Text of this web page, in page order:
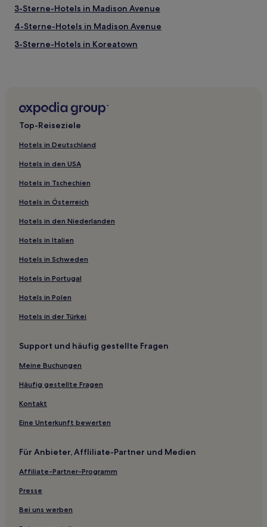
3-Sterne-Hotels in Madison Avenue
4-Sterne-Hotels in Madison Avenue
3-Sterne-Hotels in Koreatown
4-Sterne-Hotels in NoMad
3-Sterne-Hotels in Hell's Kitchen
Familien in NoMad
Hotels mit Shoppingmöglichkeit in NoMad
Günstige in NoMad
Business in Außenbezirke
Lgbtqia-Freundliche in Außenbezirke
Günstige in Außenbezirke
Hotels mit WLAN in Außenbezirke
Hotels mit Parkplatz in Außenbezirke
Hotels mit inbegriffenem Frühstück in Bronx
Familien in Bronx
Luxus nahe Madison Avenue
Günstige in Nyack
Günstige in Roosevelt Island
Boutique- in Roosevelt Island
Luxus in Roosevelt Island
Hotels mit inbegriffenem Frühstück in Brooklyn
Hotels mit Küchenzeile in Brooklyn
Familien in Brooklyn
Günstige in White Plains
Top-Reiseziele
Hotels in Deutschland
Hotels in den USA
Hotels in Tschechien
Hotels in Österreich
Hotels in den Niederlanden
Hotels in Italien
Hotels in Schweden
Hotels in Portugal
Hotels in Polen
Hotels in der Türkei
Support und häufig gestellte Fragen
Meine Buchungen
Häufig gestellte Fragen
Kontakt
Eine Unterkunft bewerten
Für Anbieter, Affliliate-Partner und Medien
Affiliate-Partner-Programm
Presse
Bei uns werben